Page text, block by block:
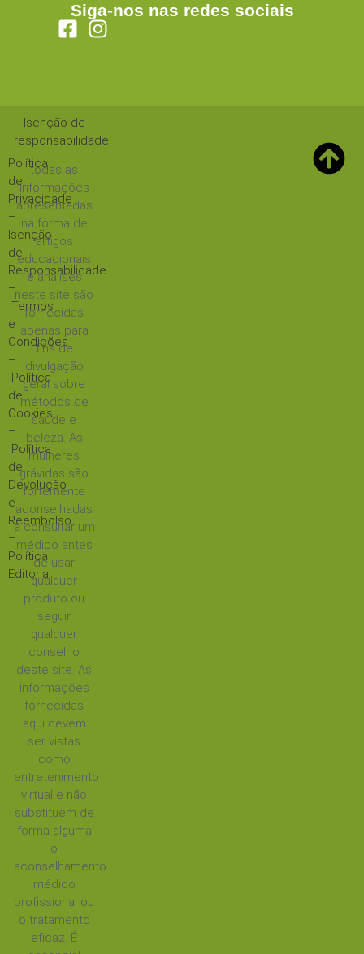
Siga-nos nas redes sociais
Política
de
Privacidade
–
Isenção
de
Responsabilidade
–
Termos
e
Condições
–
Política
de
Cookies
–
Política
de
Devolução
e
Reembolso
–
Política
Editorial
Isenção de
responsabilidade:
todas as
informações
apresentadas
na forma de
artigos
educacionais
e análises
neste site são
fornecidas
apenas para
fins de
divulgação
geral sobre
métodos de
saúde e
beleza. As
mulheres
grávidas são
fortemente
aconselhadas
a consultar um
médico antes
de usar
qualquer
produto ou
seguir
qualquer
conselho
deste site. As
informações
fornecidas
aqui devem
ser vistas
como
entretenimento
virtual e não
substituem de
forma alguma
o
aconselhamento
médico
profissional ou
o tratamento
eficaz. É